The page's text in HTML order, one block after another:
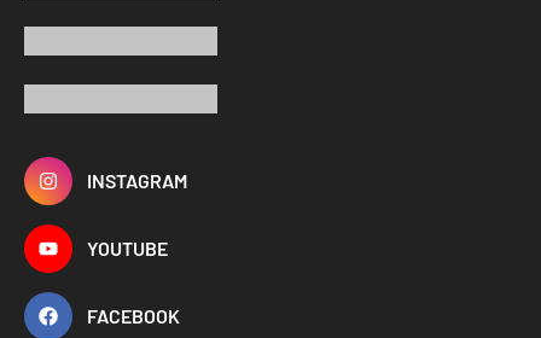
INSTAGRAM
YOUTUBE
FACEBOOK